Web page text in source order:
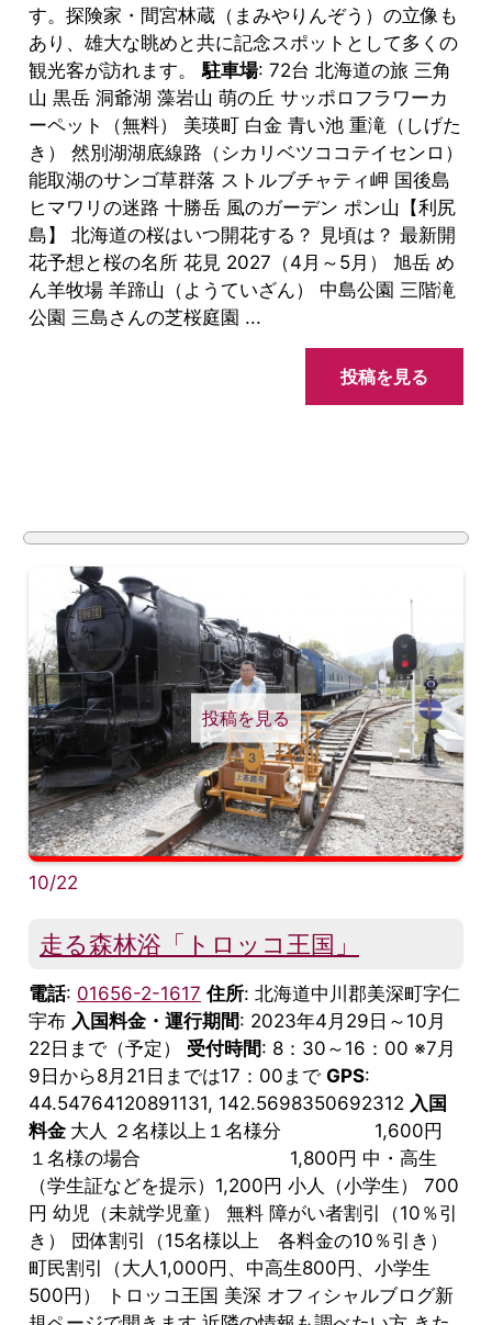
す。探険家・間宮林蔵（まみやりんぞう）の立像も
あり、雄大な眺めと共に記念スポットとして多くの
観光客が訪れます。駐車場: 72台 北海道の旅 三角
山 黒岳 洞爺湖 藻岩山 萌の丘 サッポロフラワーカ
ーペット（無料） 美瑛町 白金 青い池 重滝（しげた
き） 然別湖湖底線路（シカリベツココテイセンロ）
能取湖のサンゴ草群落 ストルブチャティ岬 国後島
ヒマワリの迷路 十勝岳 風のガーデン ポン山【利尻
島】 北海道の桜はいつ開花する？ 見頃は？ 最新開
花予想と桜の名所 花見 2027（4月～5月） 旭岳 め
ん羊牧場 羊蹄山（ようていざん） 中島公園 三階滝
公園 三島さんの芝桜庭園 ...
投稿を見る
投稿を見る
10/22
走る森林浴「トロッコ王国」
電話: 01656-2-1617 住所: 北海道中川郡美深町字仁
宇布 入国料金・運行期間: 2023年4月29日～10月
22日まで（予定） 受付時間: 8：30～16：00 ※7月
9日から8月21日までは17：00まで GPS:
44.54764120891131, 142.5698350692312 入国
料金 大人 ２名様以上１名様分 1,600円
１名様の場合 1,800円 中・高生
（学生証などを提示）1,200円 小人（小学生） 700
円 幼児（未就学児童） 無料 障がい者割引（10％引
き） 団体割引（15名様以上 各料金の10％引き）
町民割引（大人1,000円、中高生800円、小学生
500円） トロッコ王国 美深 オフィシャルブログ新